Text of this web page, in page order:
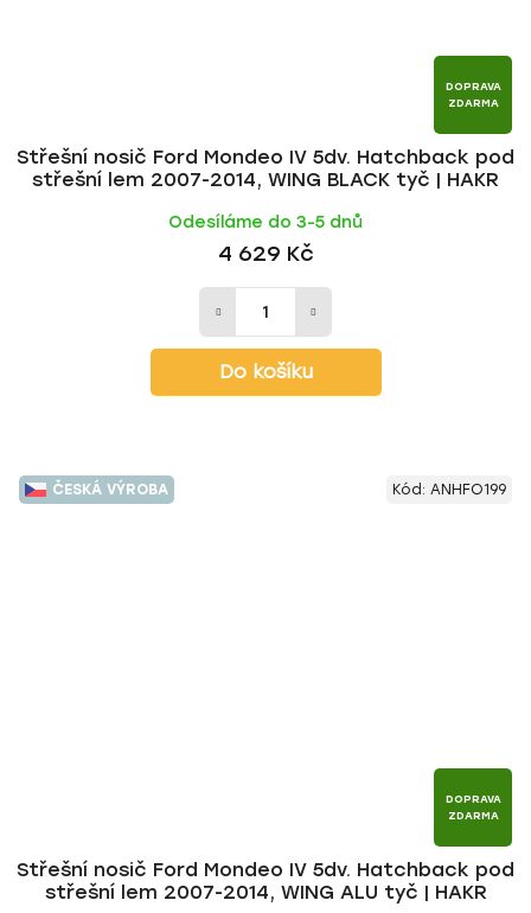
DOPRAVA
ZDARMA
Střešní nosič Ford Mondeo IV 5dv. Hatchback pod
střešní lem 2007-2014, WING BLACK tyč | HAKR
Odesíláme do 3-5 dnů
4 629 Kč
Do košíku
ČESKÁ VÝROBA
DOPRAVA
ZDARMA
Střešní nosič Ford Mondeo IV 5dv. Hatchback pod
střešní lem 2007-2014, WING ALU tyč | HAKR
Kód: ANHFO199